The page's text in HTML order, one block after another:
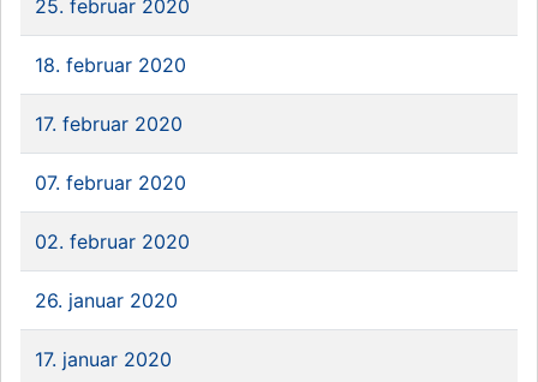
25. februar 2020
18. februar 2020
17. februar 2020
07. februar 2020
02. februar 2020
26. januar 2020
17. januar 2020